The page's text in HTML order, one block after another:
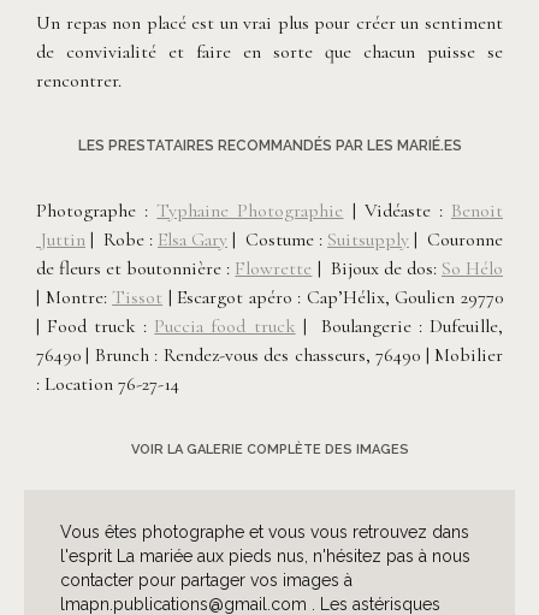
Un repas non placé est un vrai plus pour créer un sentiment
de convivialité et faire en sorte que chacun puisse se
rencontrer.
LES PRESTATAIRES RECOMMANDÉS PAR LES MARIÉ.ES
Photographe : Typhaine Photographie | Vidéaste : Benoit
Juttin | Robe : Elsa Gary | Costume : Suitsupply | Couronne
de fleurs et boutonnière : Flowrette | Bijoux de dos: So Hélo
| Montre: Tissot | Escargot apéro : Cap’Hélix, Goulien 29770
| Food truck : Puccia food truck | Boulangerie : Dufeuille,
76490 | Brunch : Rendez-vous des chasseurs, 76490 | Mobilier
: Location 76-27-14
VOIR LA GALERIE COMPLÈTE DES IMAGES
Vous êtes photographe et vous vous retrouvez dans
l'esprit La mariée aux pieds nus, n'hésitez pas à nous
contacter pour partager vos images à
lmapn.publications@gmail.com . Les astérisques